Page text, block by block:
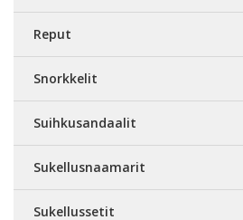
Reput
Snorkkelit
Suihkusandaalit
Sukellusnaamarit
Sukellussetit